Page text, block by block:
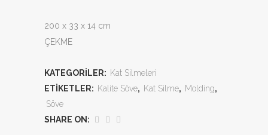
200 x 33 x 14 cm
ÇEKME
KATEGORILER: Kat Silmeleri
ETIKETLER: Kalite Söve, Kat Silme, Molding,
Söve
SHARE ON: